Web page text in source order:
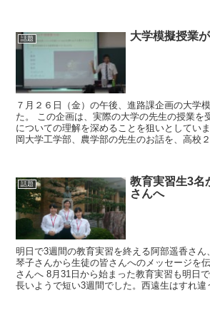
話題 大学模擬授業
７月２６日（金）の午後、進路課企画の大学
た。 この企画は、実際の大学の先生の授業を
についての理解を深めることを狙いとしてい
岡大学工学部、農学部の先生のお話を、高校
話題
教育実習生3名
さんへ
明日で3週間の教育実習を終える阿部遥香さん
琴子さんから生徒の皆さんへのメッセージを
さんへ 8月31日から始まった教育実習も明日
長いようで短い3週間でした。西遠生はすれ違